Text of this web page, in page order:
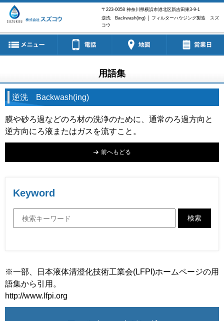
〒223-0058 神奈川県横浜市港北区新吉田東3-9-1
逆洗 Backwash(ing) │ フィルターハウジング製造 スズ
コウ
用語集
逆洗 Backwash(ing)
膜や砂ろ過などのろ材の洗浄のために、通常のろ過方向と
逆方向にろ液またはガスを流すこと。
前へもどる
Keyword
検索
※一部、日本液体清澄化技術工業会(LFPI)ホームページの用
語集から引用。
http://www.lfpi.org